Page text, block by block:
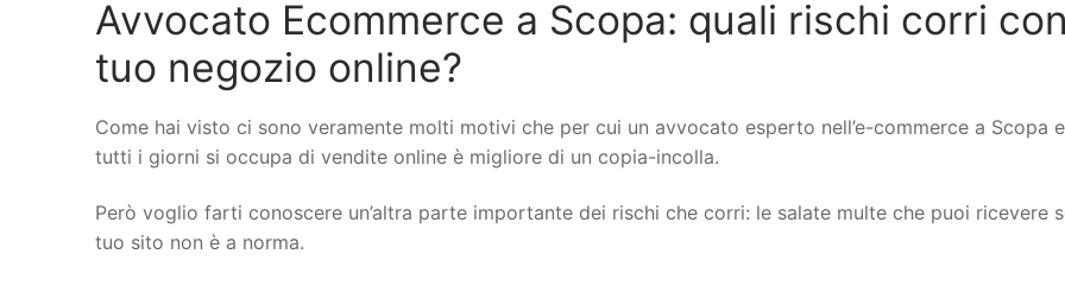
Avvocato Ecommerce a Scopa: quali rischi corri
tuo negozio online?
Come hai visto ci sono veramente molti motivi che per cui un avvocato esperto nell’e-commerce a Scopa
tutti i giorni si occupa di vendite online è migliore di un copia-incolla.
Però voglio farti conoscere un’altra parte importante dei rischi che corri: le salate multe che puoi ricevere
tuo sito non è a norma.